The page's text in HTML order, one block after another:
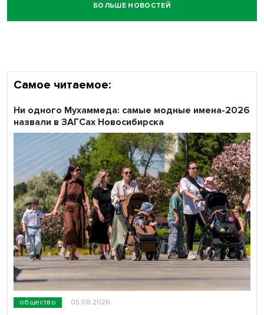
БОЛЬШЕ НОВОСТЕЙ
Самое читаемое:
общество 05.08.2026
Ни одного Мухаммеда: самые модные имена-2026
назвали в ЗАГСах Новосибирска